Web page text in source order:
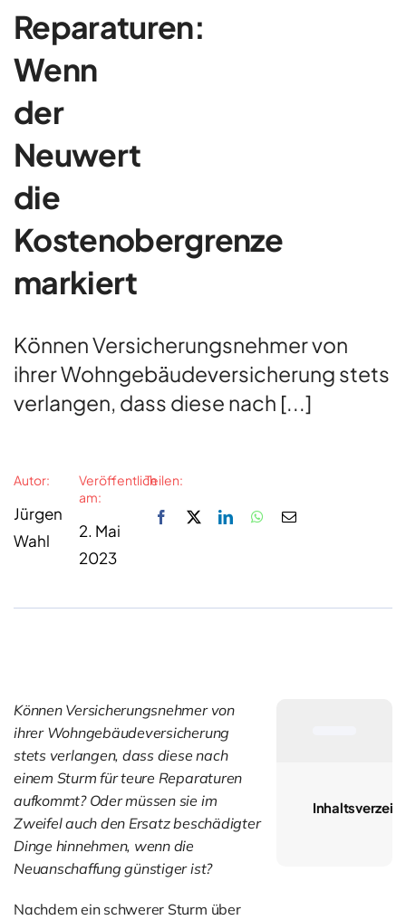
Reparaturen:
Wenn
der
Neuwert
die
Kostenobergrenze
markiert
Können Versicherungsnehmer von
ihrer Wohngebäudeversicherung stets
verlangen, dass diese nach [...]
Autor:
Jürgen
Wahl
Veröffentlich
am:
2. Mai
2023
Teilen:
Können Versicherungsnehmer von
ihrer Wohngebäudeversicherung
stets verlangen, dass diese nach
einem Sturm für teure Reparaturen
aufkommt? Oder müssen sie im
Zweifel auch den Ersatz beschädigter
Dinge hinnehmen, wenn die
Neuanschaffung günstiger ist?
Nachdem ein schwerer Sturm über